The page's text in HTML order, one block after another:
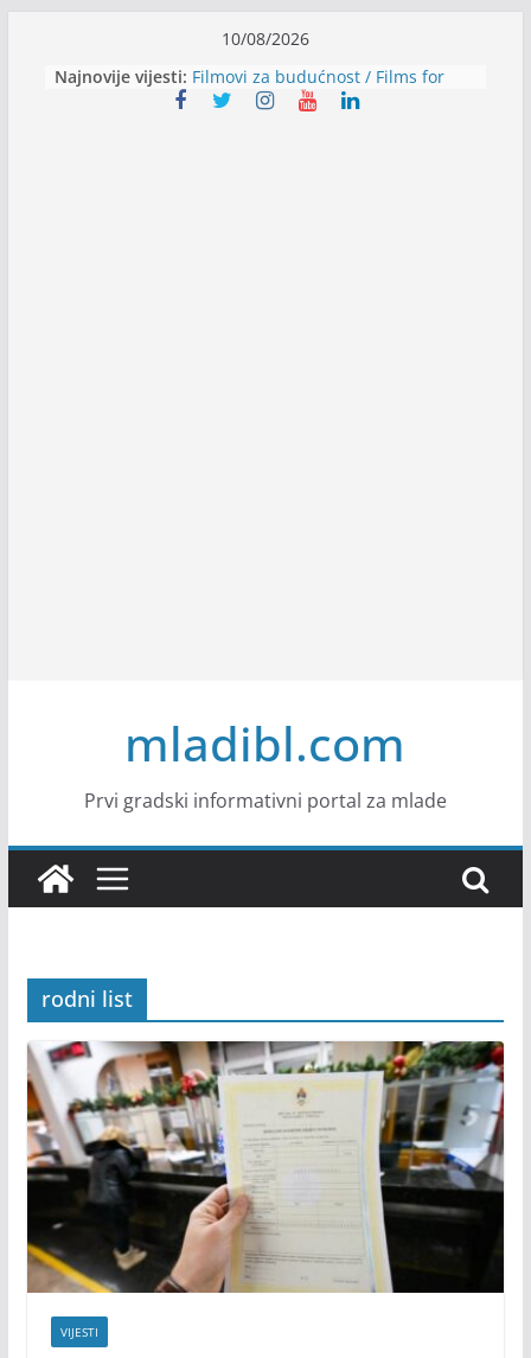
content
10/08/2026
Najnovije vijesti: Filmovi za budućnost / Films for
Future
mladibl.com
Prvi gradski informativni portal za mlade
rodni list
VIJESTI